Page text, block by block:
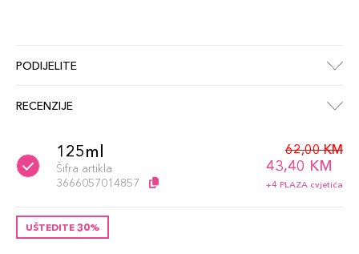
PODIJELITE
RECENZIJE
125ml
Šifra artikla
3666057014857
62,00 KM
43,40 KM
+4 PLAZA cvjetića
UŠTEDITE 30%